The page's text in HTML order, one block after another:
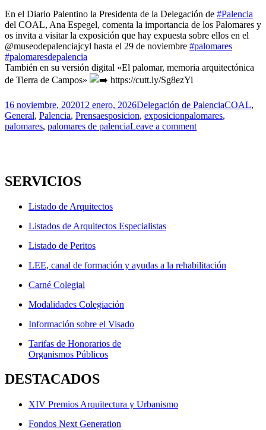
En el Diario Palentino la Presidenta de la Delegación de #Palencia
del COAL, Ana Espegel, comenta la importancia de los Palomares y
os invita a visitar la exposición que hay expuesta sobre ellos en el
@museodepalenciajcyl hasta el 29 de noviembre #palomares
#palomaresdepalencia
También en su versión digital «El palomar, memoria arquitectónica
de Tierra de Campos»
https://cutt.ly/Sg8ezYi
Publicado
el
16 noviembre, 202012 enero, 2026Autor
Delegación de PalenciaCategorías
COAL,
General, Palencia, PrensaEtiquetas
esposicion, exposicionpalomares,
palomares, palomares de palenciaLeave a comment
SERVICIOS
Listado de Arquitectos
Listados de Arquitectos Especialistas
Listado de Peritos
LEE, canal de formación y ayudas a la rehabilitación
Carné Colegial
Modalidades Colegiación
Información sobre el Visado
Tarifas de Honorarios de
Organismos Públicos
DESTACADOS
XIV Premios Arquitectura y Urbanismo
Fondos Next Generation